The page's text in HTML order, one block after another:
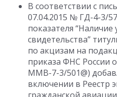
В соответствии с
07.04.2015 № ГД-4-3/
показателя
свидетельства”
по акцизам на
приказа ФНС России
ММВ-7-3/501@)
включении в Реестр